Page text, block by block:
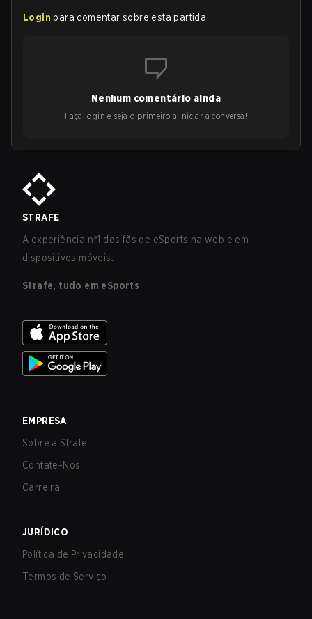
Login para comentar sobre esta partida
Nenhum comentário ainda
Faça login e seja o primeiro a iniciar a conversa!
STRAFE
A experiência nº1 dos fãs de eSports na web e em
dispositivos móveis.
Strafe, tudo em eSports
EMPRESA
Sobre a Strafe
Contate-Nos
Carreira
JURÍDICO
Política de Privacidade
Termos de Serviço